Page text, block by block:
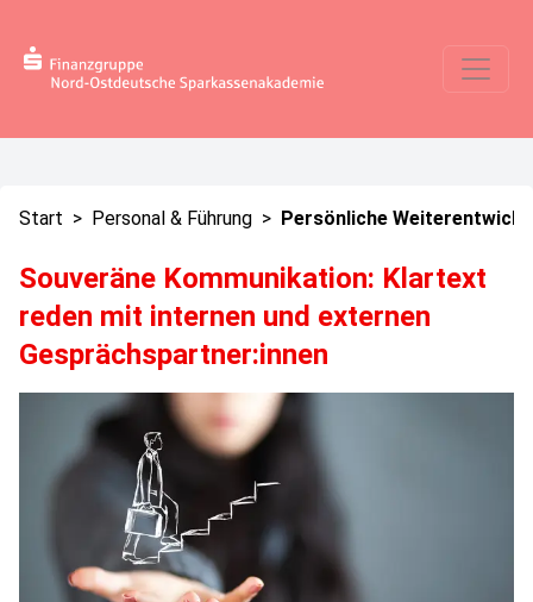
Start > Personal & Führung > Persönliche
Souveräne Kommunikation: Klartext
reden mit internen und externen
Gesprächspartner:innen